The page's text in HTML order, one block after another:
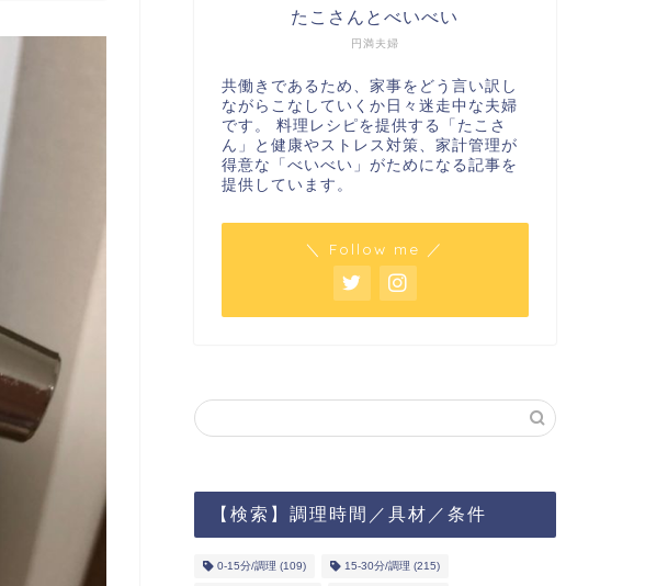
円満夫婦
たこさんとべいべい
共働きであるため、家事をどう言い訳し
ながらこなしていくか日々迷走中な夫婦
です。 料理レシピを提供する「たこさ
ん」と健康やストレス対策、家計管理が
得意な「べいべい」がためになる記事を
提供しています。
＼ Follow me ／
【検索】調理時間／具材／条件
0-15分/調理 (109) 15-30分/調理 (215)